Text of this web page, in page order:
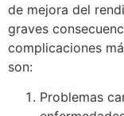
de mejora del
graves
complicaciones
son:
Problemas